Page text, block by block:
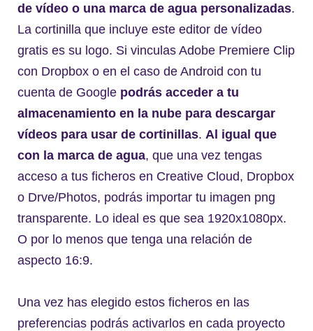
de vídeo o una marca de agua personalizadas.
La cortinilla que incluye este editor de vídeo
gratis es su logo. Si vinculas Adobe Premiere Clip
con Dropbox o en el caso de Android con tu
cuenta de Google podrás acceder a tu
almacenamiento en la nube para descargar
vídeos para usar de cortinillas. Al igual que
con la marca de agua, que una vez tengas
acceso a tus ficheros en Creative Cloud, Dropbox
o Drve/Photos, podrás importar tu imagen png
transparente. Lo ideal es que sea 1920x1080px.
O por lo menos que tenga una relación de
aspecto 16:9.
Una vez has elegido estos ficheros en las
preferencias podrás activarlos en cada proyecto